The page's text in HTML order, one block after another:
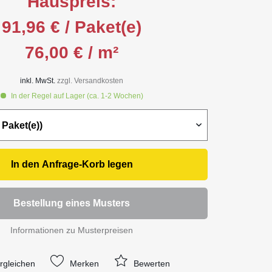
91,96 € / Paket(e)
76,00 € / m²
inkl. MwSt.zzgl. Versandkosten
In der Regel auf Lager (ca. 1-2 Wochen)
In den Anfrage-Korblegen
Bestellung eines Musters
Informationen zu Musterpreisen
Merken Bewerten